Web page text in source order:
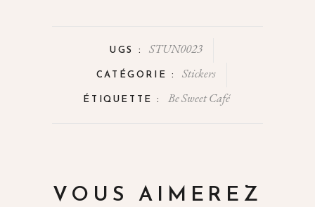
UGS : STUN0023
CATÉGORIE : Stickers
ÉTIQUETTE : Be Sweet Café
VOUS AIMEREZ